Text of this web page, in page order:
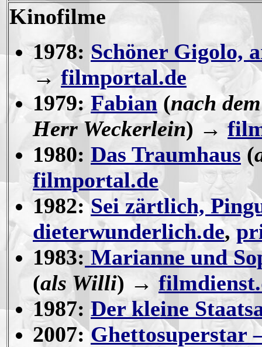
Kinofilme
1978:Schöner Gigolo,
→ filmportal.de
1979: Fabian (nach
Herr Weckerlein) →
1980: Das Traumhaus (
filmportal.de
1982:Sei zärtlich,
dieterwunderlich.de,
1983:Marianne und
(als Willi) →
1987:Der kleine
2007:Ghettosuperstar